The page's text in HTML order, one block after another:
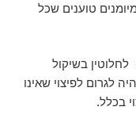
טוענים שכל
בשיקול
לגרום לפיצוי שאינו
בכלל.